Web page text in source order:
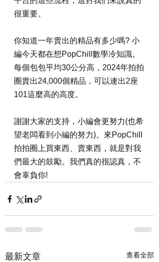
很重要。
你知道一年賣出的精品有多少嗎? 小
編今天都在想PopChill數學冷知識。
每個包包平均30公分高，2024年拍拍
圈賣出24,000個精品，可以連出2座
101這麼高的高度。
謝謝大家的支持，小編會更努力(也希
望老闆看到小編的努力)。來PopChill
拍拍圈上買東西、賣東西，就是對我
們最大的鼓勵。我們真的很認真，不
會辜負你!
最新文章 查看全部